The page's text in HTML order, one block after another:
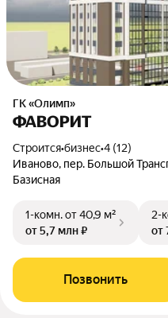
ГК «Олимп»
ФАВОРИТ
Строится•бизнес•4 (12)
Иваново, пер. Большой
Базисная
1-комн.от 40,9 м²
от 5,7 млн ₽
2-
от
Позвонить